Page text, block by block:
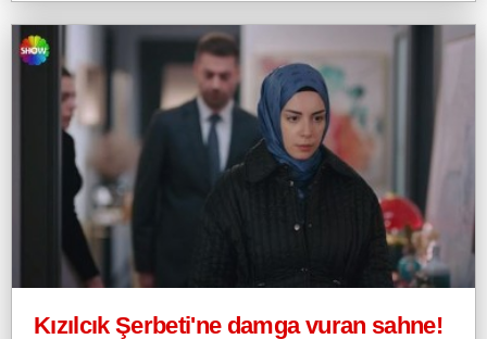
Kızılcık Şerbeti'ne damga vuran sahne!